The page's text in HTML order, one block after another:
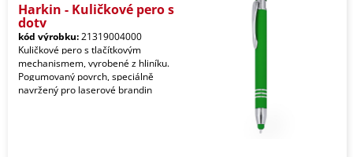
Harkin - Kuličkové pero s
doty
kód výrobku:21319004000
Kuličkové pero s tlačítkovým
mechanismem, vyrobené z hliníku.
Pogumovaný povrch, speciálně
navržený pro laserové brandin